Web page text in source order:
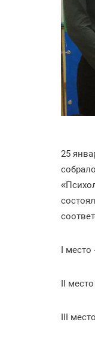
25
I
II
III